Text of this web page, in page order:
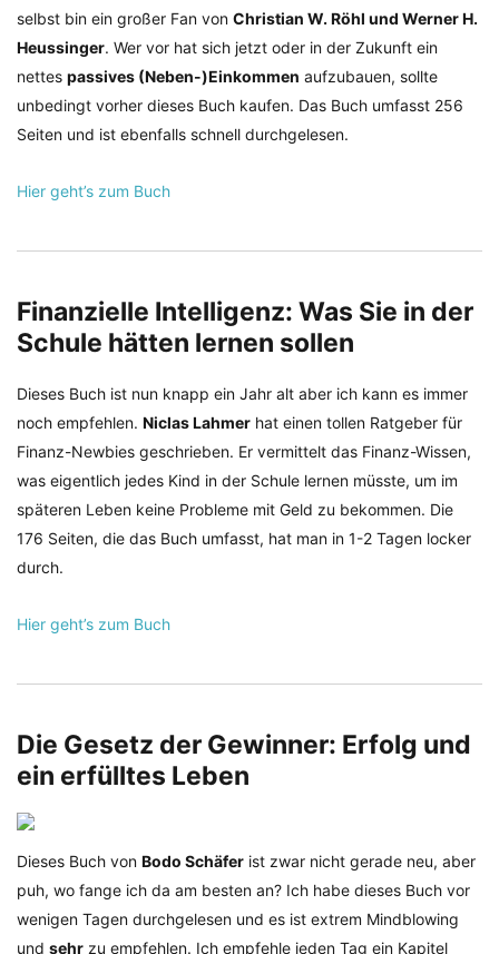
selbst bin ein großer Fan von Christian W. Röhl und Werner H.
Heussinger. Wer vor hat sich jetzt oder in der Zukunft ein
nettes passives (Neben-)Einkommen aufzubauen, sollte
unbedingt vorher dieses Buch kaufen. Das Buch umfasst 256
Seiten und ist ebenfalls schnell durchgelesen.
Hier geht’s zum Buch
Finanzielle Intelligenz: Was Sie in der
Schule hätten lernen sollen
Dieses Buch ist nun knapp ein Jahr alt aber ich kann es immer
noch empfehlen. Niclas Lahmer hat einen tollen Ratgeber für
Finanz-Newbies geschrieben. Er vermittelt das Finanz-Wissen,
was eigentlich jedes Kind in der Schule lernen müsste, um im
späteren Leben keine Probleme mit Geld zu bekommen. Die
176 Seiten, die das Buch umfasst, hat man in 1-2 Tagen locker
durch.
Hier geht’s zum Buch
Die Gesetz der Gewinner: Erfolg und
ein erfülltes Leben
Dieses Buch von Bodo Schäfer ist zwar nicht gerade neu, aber
puh, wo fange ich da am besten an? Ich habe dieses Buch vor
wenigen Tagen durchgelesen und es ist extrem Mindblowing
und sehr zu empfehlen. Ich empfehle jeden Tag ein Kapitel